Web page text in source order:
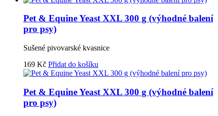
Pet & Equine Yeast XXL 300 g (výhodné balení
pro psy)
Sušené pivovarské kvasnice
169 Kč Přidat do košíku
Pet & Equine Yeast XXL 300 g (výhodné balení
pro psy)